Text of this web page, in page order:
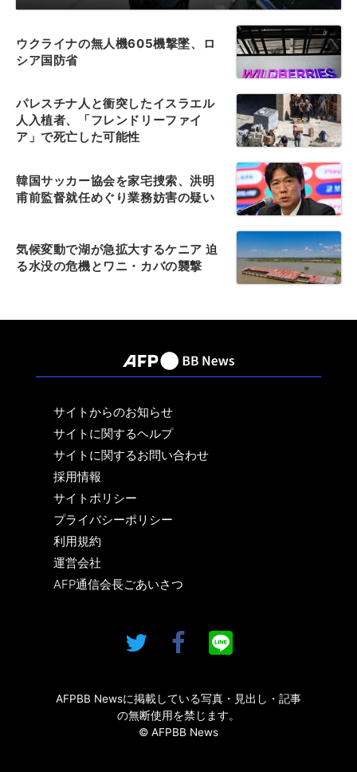
ウクライナの無人機605機撃墜、ロ
シア国防省
パレスチナ人と衝突したイスラエル
人入植者、「フレンドリーファイ
ア」で死亡した可能性
韓国サッカー協会を家宅捜索、洪明
甫前監督就任めぐり業務妨害の疑い
気候変動で湖が急拡大するケニア 迫
る水没の危機とワニ・カバの襲撃
サイトからのお知らせ
サイトに関するヘルプ
サイトに関するお問い合わせ
採用情報
サイトポリシー
プライバシーポリシー
利用規約
運営会社
AFP通信会長ごあいさつ
AFPBB Newsに掲載している写真・見出し・記事
の無断使用を禁じます。
© AFPBB News